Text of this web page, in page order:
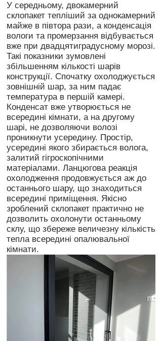
У середньому, двокамерний
склопакет тепліший за однокамерний
майже в півтора рази, а конденсація
вологи та промерзання відбувається
вже при двадцятиградусному морозі.
Такі показники зумовлені
збільшенням кількості шарів
конструкції. Спочатку охолоджується
зовнішній шар, за ним падає
температура в першій камері.
Конденсат вже утворюється не
всередині кімнати, а на другому
шарі, не дозволяючи волозі
проникнути усередину. Простір,
усередині якого збирається волога,
залитий гігроскопічними
матеріалами. Ланцюгова реакція
охолодження продовжується аж до
останнього шару, що знаходиться
всередині приміщення. Якісно
зроблений склопакет практично не
дозволить охолонути останньому
склу, що збереже величезну кількість
тепла всередині опалювальної
кімнати.